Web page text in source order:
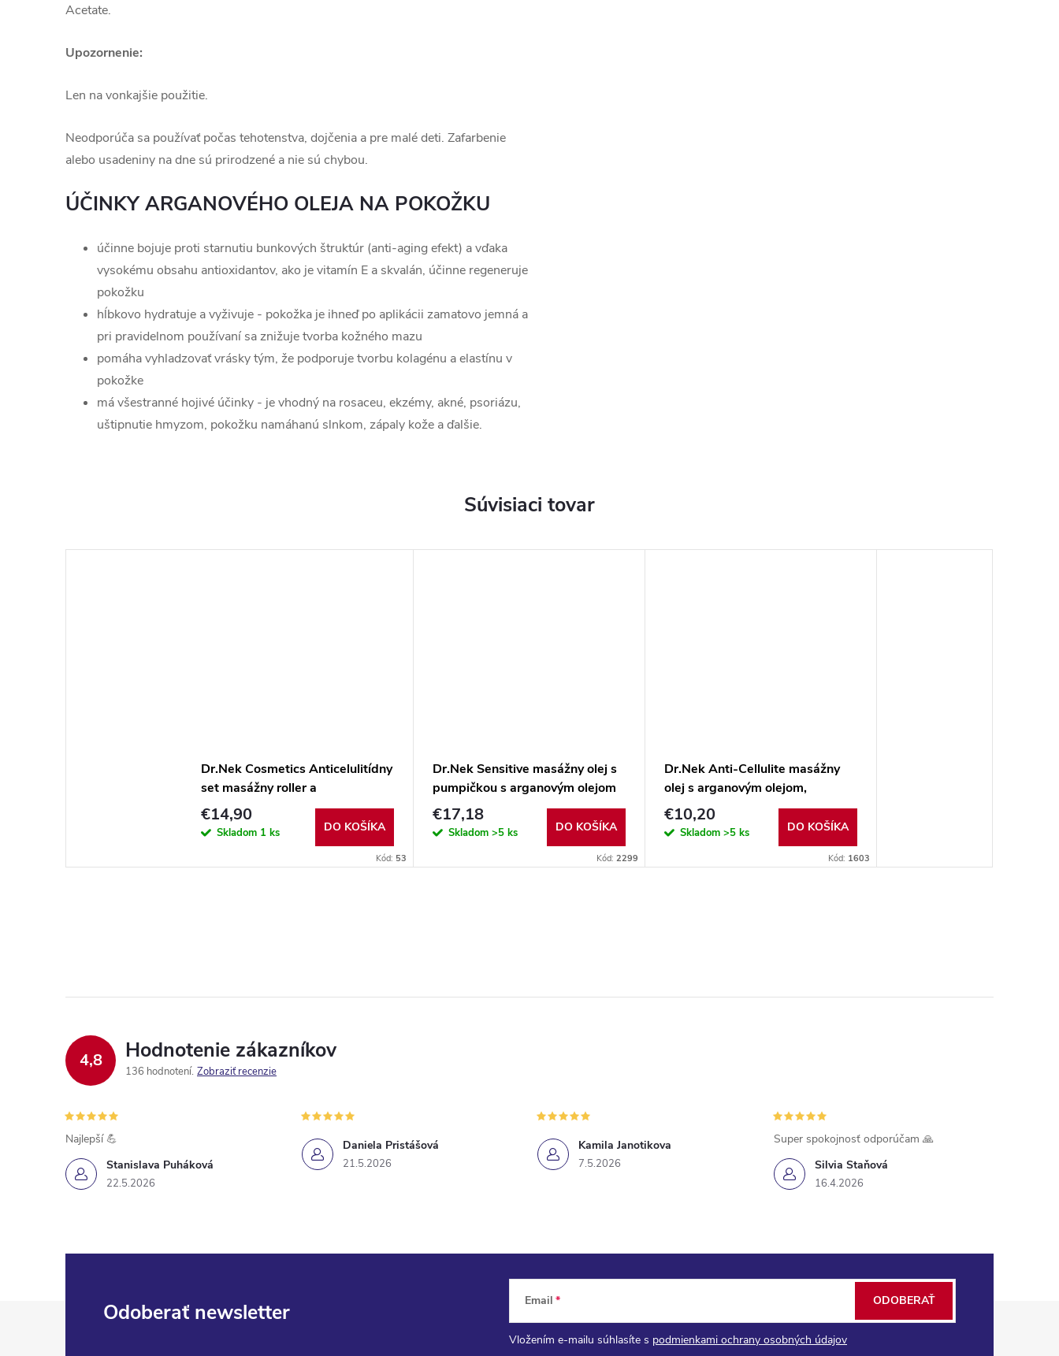
Acetate.
Upozornenie:
Len na vonkajšie použitie.
Neodporúča sa používať počas tehotenstva, dojčenia a pre malé deti. Zafarbenie
alebo usadeniny na dne sú prirodzené a nie sú chybou.
ÚČINKY ARGANOVÉHO OLEJA NA POKOŽKU
účinne bojuje proti starnutiu bunkových štruktúr (anti-aging efekt) a vďaka
vysokému obsahu antioxidantov, ako je vitamín E a skvalán, účinne regeneruje
pokožku
hĺbkovo hydratuje a vyživuje - pokožka je ihneď po aplikácii zamatovo jemná a
pri pravidelnom používaní sa znižuje tvorba kožného mazu
pomáha vyhladzovať vrásky tým, že podporuje tvorbu kolagénu a elastínu v
pokožke
má všestranné hojivé účinky - je vhodný na rosaceu, ekzémy, akné, psoriázu,
uštipnutie hmyzom, pokožku namáhanú slnkom, zápaly kože a ďalšie.
Súvisiaci tovar
Dr.Nek Cosmetics Anticelulitídny
set masážny roller a
anticelulitídny škoricový olej
€14,90
Skladom 1 ks DO KOŠÍKA
Kód: 53
Dr.Nek Sensitive masážny olej s
pumpičkou s arganovým olejom
a vitamínom E 1l
€17,18
Skladom >5 ks DO KOŠÍKA
Kód: 2299
Dr.Nek Anti-Cellulite masážny
olej s arganovým olejom,
skoricou, kávou a vitamínom E
200ml
€10,20
Skladom >5 ks DO KOŠÍKA
Kód: 1603
4,8 Hodnotenie zákazníkov
136 hodnotení Zobraziť recenzie
Stanislava Puháková
22.5.2026
Najlepší 💪 Daniela Pristášová
21.5.2026
Kamila Janotikova
7.5.2026 Silvia Staňová
16.4.2026
Super spokojnosť odporúčam 🙏
Odoberať newsletter Email
Vložením e-mailu súhlasíte s podmienkami ochrany osobných údajov
ODOBERAŤ